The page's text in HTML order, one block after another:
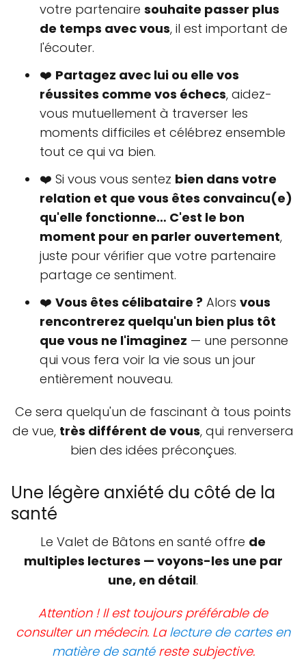
votre partenaire souhaite passer plus
de temps avec vous, il est important de
l'écouter.
❤️ Partagez avec lui ou elle vos
réussites comme vos échecs, aidez-
vous mutuellement à traverser les
moments difficiles et célébrez ensemble
tout ce qui va bien.
❤️ Si vous vous sentez bien dans votre
relation et que vous êtes convaincu(e)
qu'elle fonctionne… C'est le bon
moment pour en parler ouvertement,
juste pour vérifier que votre partenaire
partage ce sentiment.
❤️ Vous êtes célibataire ? Alors vous
rencontrerez quelqu'un bien plus tôt
que vous ne l'imaginez — une personne
qui vous fera voir la vie sous un jour
entièrement nouveau.
Ce sera quelqu'un de fascinant à tous points
de vue, très différent de vous, qui renversera
bien des idées préconçues.
Une légère anxiété du côté de la
santé
Le Valet de Bâtons en santé offre de
multiples lectures — voyons-les une par
une, en détail.
Attention ! Il est toujours préférable de
consulter un médecin. La lecture de cartes en
matière de santéreste subjective.